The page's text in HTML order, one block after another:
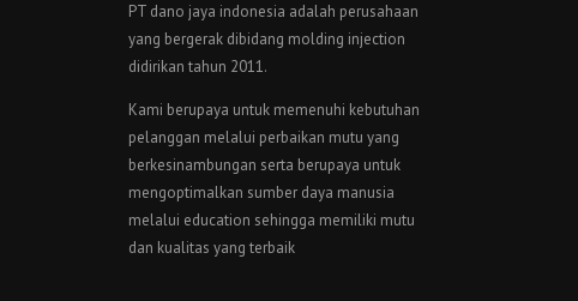
PT dano jaya indonesia adalah perusahaan
yang bergerak dibidang molding injection
didirikan tahun 2011.
Kami berupaya untuk memenuhi kebutuhan
pelanggan melalui perbaikan mutu yang
berkesinambungan serta berupaya untuk
mengoptimalkan sumber daya manusia
melalui education sehingga memiliki mutu
dan kualitas yang terbaik